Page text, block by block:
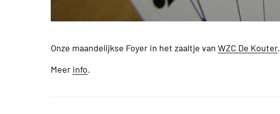
Onze maandelijkse Foyer in het zaaltje van WZC De Kouter.
Meer info.